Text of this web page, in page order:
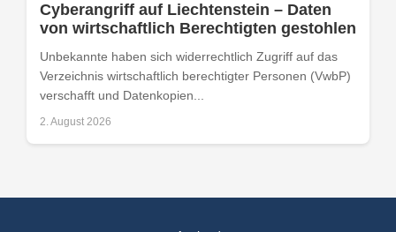
Cyberangriff auf Liechtenstein – Daten
von wirtschaftlich Berechtigten gestohlen
Unbekannte haben sich widerrechtlich Zugriff auf das
Verzeichnis wirtschaftlich berechtigter Personen (VwbP)
verschafft und Datenkopien...
2. August 2026